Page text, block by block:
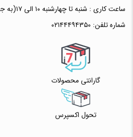
ساعت کاری : شنبه تا چهارشنبه ۱۰ الی ۱۷(به جز ایام تعطیل)
شماره تلفن: ۰۲۱۴۴۴۹۴۳۵۰
گارانتی محصولات
تحول اکسپرس